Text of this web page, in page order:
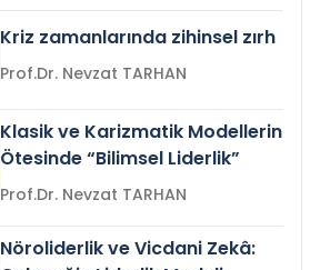
Kriz zamanlarında zihinsel zırh
Prof.Dr. Nevzat TARHAN
Klasik ve Karizmatik Modellerin
Ötesinde “Bilimsel Liderlik”
Prof.Dr. Nevzat TARHAN
Nöroliderlik ve Vicdani Zekâ: